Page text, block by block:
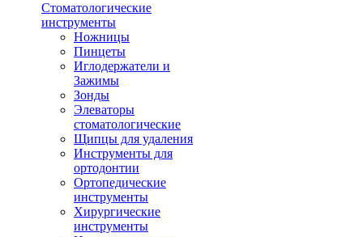
Стоматологические
инструменты
Ножницы
Пинцеты
Иглодержатели и
Зажимы
Зонды
Элеваторы
стоматологические
Щипцы для удаления
Инструменты для
ортодонтии
Ортопедические
инструменты
Хирургические
инструменты